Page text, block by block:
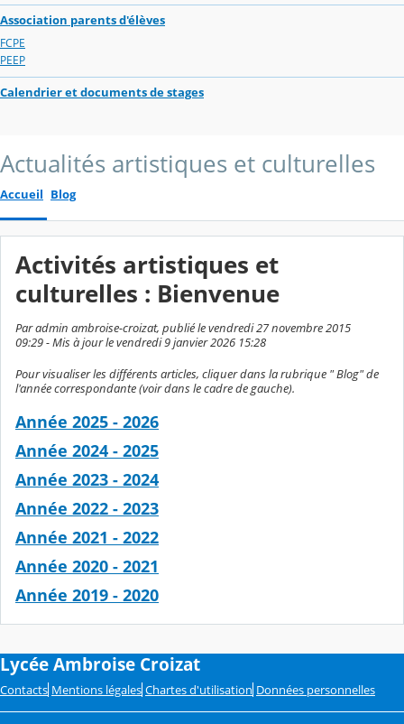
Association parents d'élèves
FCPE
PEEP
Calendrier et documents de stages
Actualités artistiques et culturelles
Accueil Blog
Activités artistiques et
culturelles : Bienvenue
Par admin ambroise-croizat, publié le vendredi 27 novembre 2015
09:29 - Mis à jour le vendredi 9 janvier 2026 15:28
Pour visualiser les différents articles, cliquer dans la rubrique " Blog" de
l'année correspondante (voir dans le cadre de gauche).
Année 2025 - 2026
Année 2024 - 2025
Année 2023 - 2024
Année 2022 - 2023
Année 2021 - 2022
Année 2020 - 2021
Année 2019 - 2020
Lycée Ambroise Croizat
Contacts Mentions légales Chartes d'utilisation Données personnelles